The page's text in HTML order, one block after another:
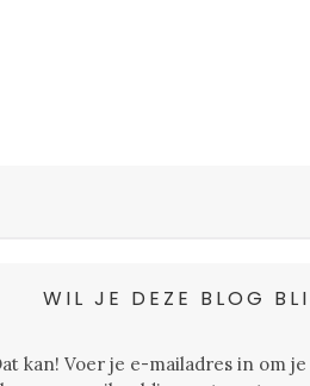
WIL JE DEZE BLOG
kan! Voer je e-mailadres in om